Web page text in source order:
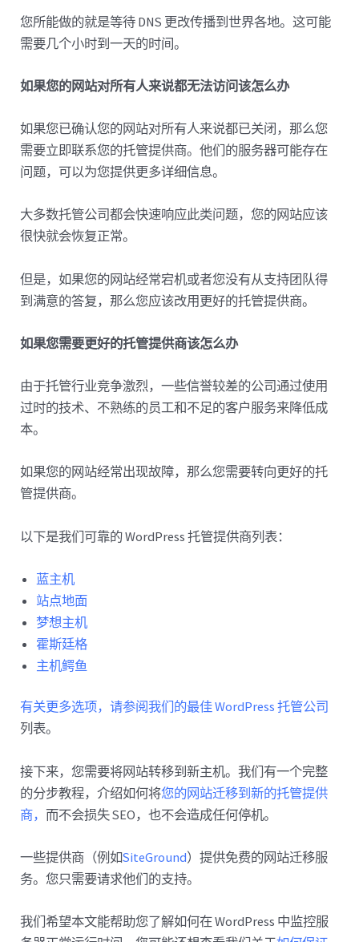
您所能做的就是等待 DNS 更改传播到世界各地。这可能
需要几个小时到一天的时间。
如果您的网站对所有人来说都无法访问该怎么办
如果您已确认您的网站对所有人来说都已关闭，那么您
需要立即联系您的托管提供商。他们的服务器可能存在
问题，可以为您提供更多详细信息。
大多数托管公司都会快速响应此类问题，您的网站应该
很快就会恢复正常。
但是，如果您的网站经常宕机或者您没有从支持团队得
到满意的答复，那么您应该改用更好的托管提供商。
如果您需要更好的托管提供商该怎么办
由于托管行业竞争激烈，一些信誉较差的公司通过使用
过时的技术、不熟练的员工和不足的客户服务来降低成
本。
如果您的网站经常出现故障，那么您需要转向更好的托
管提供商。
以下是我们可靠的 WordPress 托管提供商列表：
蓝主机
站点地面
梦想主机
霍斯廷格
主机鳄鱼
有关更多选项，请参阅我们的最佳 WordPress 托管公司
列表。
接下来，您需要将网站转移到新主机。我们有一个完整
的分步教程，介绍如何将您的网站迁移到新的托管提供
商， 而不会损失 SEO，也不会造成任何停机。
一些提供商（例如SiteGround）提供免费的网站迁移服
务。您只需要请求他们的支持。
我们希望本文能帮助您了解如何在 WordPress 中监控服